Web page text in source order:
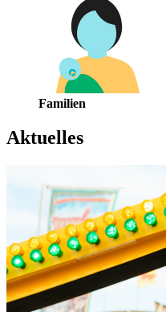
Familien
Aktuelles